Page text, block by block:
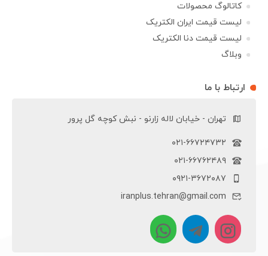
کاتالوگ محصولات
لیست قیمت ایران الکتریک
لیست قیمت دنا الکتریک
وبلاگ
ارتباط با ما
تهران - خیابان لاله زارنو - نبش کوچه گل پرور
۰۲۱-۶۶۷۲۴۷۳۲
۰۲۱-۶۶۷۶۲۴۸۹
۰۹۲۱-۳۶۷۲۰۸۷
iranplus.tehran@gmail.com